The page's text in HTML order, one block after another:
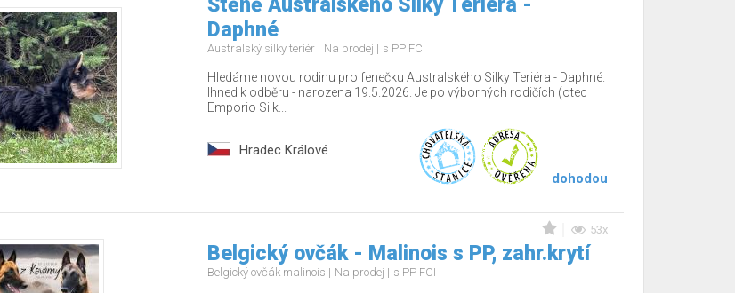
Štěně Australského Silky Teriéra -
Daphné
Australský silky teriér Na prodej s PP FCI
Hledáme novou rodinu pro fenečku Australského Silky Teriéra - Daphné.
Ihned k odběru - narozena 19.5.2026. Je po výborných rodičích (otec
Emporio Silk...
Hradec Králové
dohodou
53x
Belgický ovčák - Malinois s PP, zahr.krytí
Belgický ovčák malinois Na prodej s PP FCI